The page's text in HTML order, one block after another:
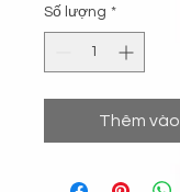
Số lượng *
Thêm